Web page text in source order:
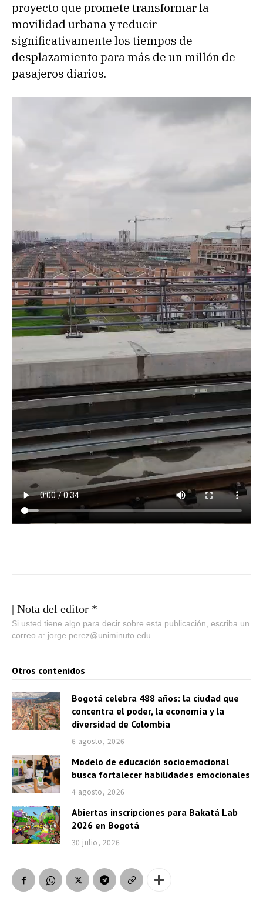
proyecto que promete transformar la
movilidad urbana y reducir
significativamente los tiempos de
desplazamiento para más de un millón de
pasajeros diarios.
| Nota del editor *
Si usted tiene algo para decir sobre esta publicación, escriba un
correo a: jorge.perez@uniminuto.edu
Otros contenidos
Bogotá celebra 488 años: la ciudad que
concentra el poder, la economía y la
diversidad de Colombia
6 agosto, 2026
Modelo de educación socioemocional
busca fortalecer habilidades emocionales
4 agosto, 2026
Abiertas inscripciones para Bakatá Lab
2026 en Bogotá
30 julio, 2026